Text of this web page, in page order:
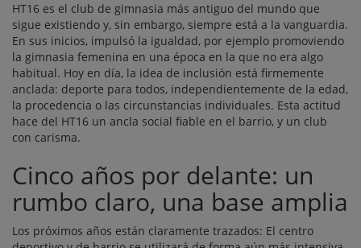
HT16 es el club de gimnasia más antiguo del mundo que
sigue existiendo y, sin embargo, siempre está a la vanguardia.
En sus inicios, impulsó la igualdad, por ejemplo promoviendo
la gimnasia femenina en una época en la que no era algo
habitual. Hoy en día, la idea de inclusión está firmemente
anclada: deporte para todos, independientemente de la edad,
la procedencia o las circunstancias individuales. Esta actitud
hace del HT16 un ancla social fiable en el barrio, y un club
con carisma.
Cinco años por delante: un
rumbo claro, una base amplia
Los próximos años están claramente trazados: El centro